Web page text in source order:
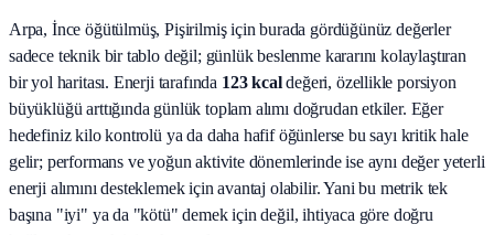
Arpa, İnce öğütülmüş, Pişirilmiş için burada gördüğünüz değerler
sadece teknik bir tablo değil; günlük beslenme kararını kolaylaştıran
bir yol haritası. Enerji tarafında 123 kcaldeğeri, özellikle porsiyon
büyüklüğü arttığında günlük toplam alımı doğrudan etkiler. Eğer
hedefiniz kilo kontrolü ya da daha hafif öğünlerse bu sayı kritik hale
gelir; performans ve yoğun aktivite dönemlerinde ise aynı değer yeterli
enerji alımını desteklemek için avantaj olabilir. Yani bu metrik tek
başına "iyi" ya da "kötü" demek için değil, ihtiyaca göre doğru